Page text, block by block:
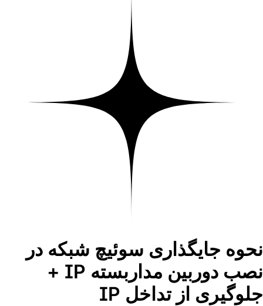
نحوه جایگذاری سوئیچ شبکه در
نصب دوربین مداربسته IP +
جلوگیری از تداخل IP